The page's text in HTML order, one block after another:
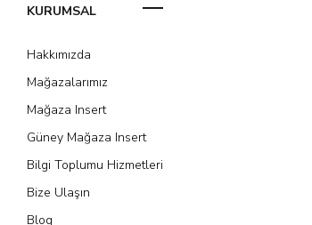
KURUMSAL
Hakkımızda
Mağazalarımız
Mağaza Insert
Güney Mağaza Insert
Bilgi Toplumu Hizmetleri
Bize Ulaşın
Blog